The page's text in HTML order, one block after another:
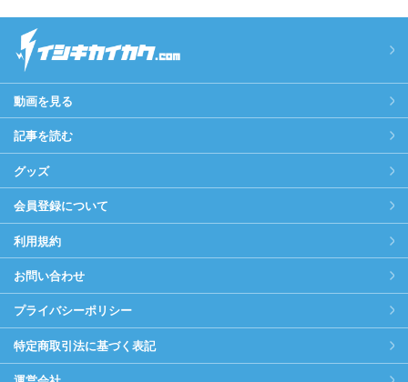
動画を見る
記事を読む
グッズ
会員登録について
利用規約
お問い合わせ
プライバシーポリシー
特定商取引法に基づく表記